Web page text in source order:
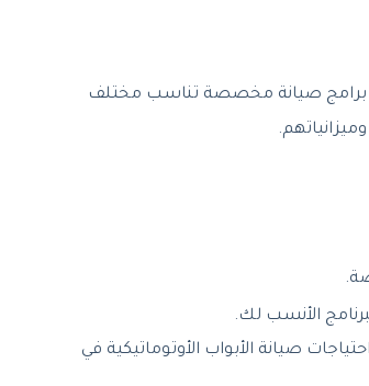
برامج صيانة مخصصة تناسب مختلف
الأنسب لك.
صيانة الأبواب الأوتوماتيكية في